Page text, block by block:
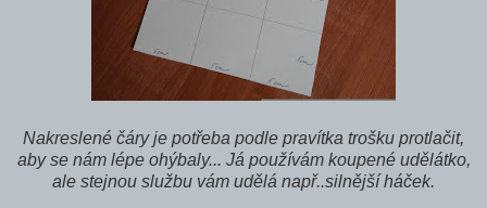
Nakreslené čáry je potřeba podle pravítka trošku protlačit,
aby se nám lépe ohýbaly... Já používám koupené udělátko,
ale stejnou službu vám udělá např..silnější háček.